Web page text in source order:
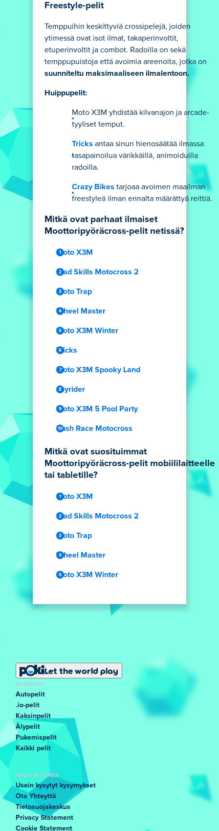
Freestyle-pelit
Temppuihin keskittyviä crossipelejä, joiden
ytimessä ovat isot ilmat, takaperinvoltit,
etuperinvoltit ja combot. Radoilla on sekä
temppupuistoja että avoimia areenoita, jotka on
suunniteltu maksimaaliseen ilmalentoon.
Huippupelit:
Moto X3M yhdistää kilvanajon ja arcade-
tyyliset temput.
Tricks antaa sinun hienosäätää ilmassa
tasapainoilua värikkäillä, animoiduilla
radoilla.
Crazy Bikes tarjoaa avoimen maailman
freestyleä ilman ennalta määrättyä reittiä.
Mitkä ovat parhaat ilmaiset
Moottoripyöräcross-pelit netissä?
Moto X3M
Mad Skills Motocross 2
Moto Trap
Wheel Master
Moto X3M Winter
Tricks
Moto X3M Spooky Land
Joyrider
Moto X3M 5 Pool Party
Rush Race Motocross
Mitkä ovat suosituimmat
Moottoripyöräcross-pelit mobiililaitteelle
tai tabletille?
Moto X3M
Mad Skills Motocross 2
Moto Trap
Wheel Master
Moto X3M Winter
Let the world play
SUOSITTU
Autopelit
.io-pelit
Kaksinpelit
Älypelit
Pukemispelit
Kaikki pelit
APUA JA TUKEA
Usein kysytyt kysymykset
Ota Yhteyttä
Tietosuojakeskus
Privacy Statement
Cookie Statement